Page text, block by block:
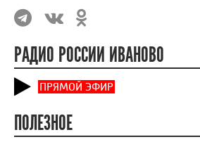
РАДИО РОССИИ ИВАНОВО
ПРЯМОЙ ЭФИР
ПОЛЕЗНОЕ